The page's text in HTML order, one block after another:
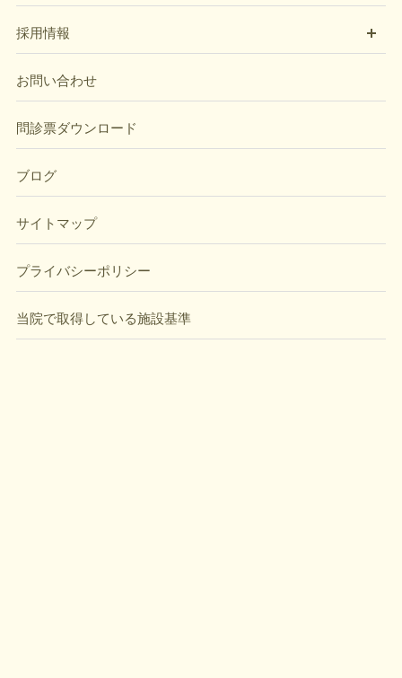
採用情報
お問い合わせ
問診票ダウンロード
ブログ
サイトマップ
プライバシーポリシー
当院で取得している施設基準